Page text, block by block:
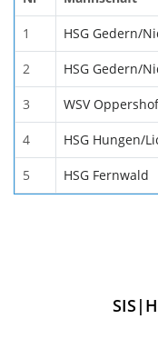
1 HSG Gedern/
2 HSG Gedern/
3 WSV
4 HSG Hungen/
5 HSG Fernwald